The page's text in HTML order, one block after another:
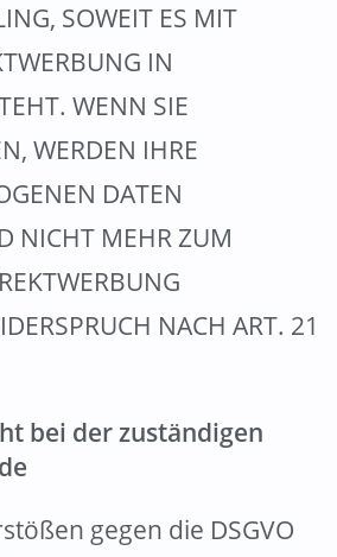
SOWEIT ES MIT
IN
WENN SIE
WERDEN IHRE
DATEN
NICHT MEHR ZUM
NACH ART. 21
bei der zuständigen
gegen die DSGVO